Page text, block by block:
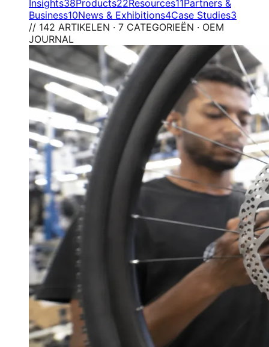
Insights38Products22Resources11Partners &
Business10News & Exhibitions4Case Studies3
// 142 ARTIKELEN · 7 CATEGORIEËN · OEM
JOURNAL